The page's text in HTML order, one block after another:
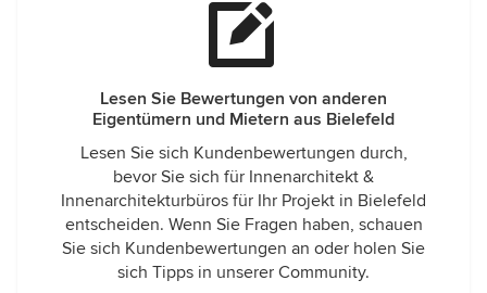
Lesen Sie Bewertungen von anderen
Eigentümern und Mietern aus Bielefeld
Lesen Sie sich Kundenbewertungen durch,
bevor Sie sich für Innenarchitekt &
Innenarchitekturbüros für Ihr Projekt in Bielefeld
entscheiden. Wenn Sie Fragen haben, schauen
Sie sich Kundenbewertungen an oder holen Sie
sich Tipps in unserer Community.